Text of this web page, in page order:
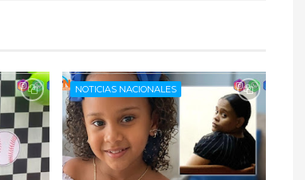
NOTICIAS NACIONALES